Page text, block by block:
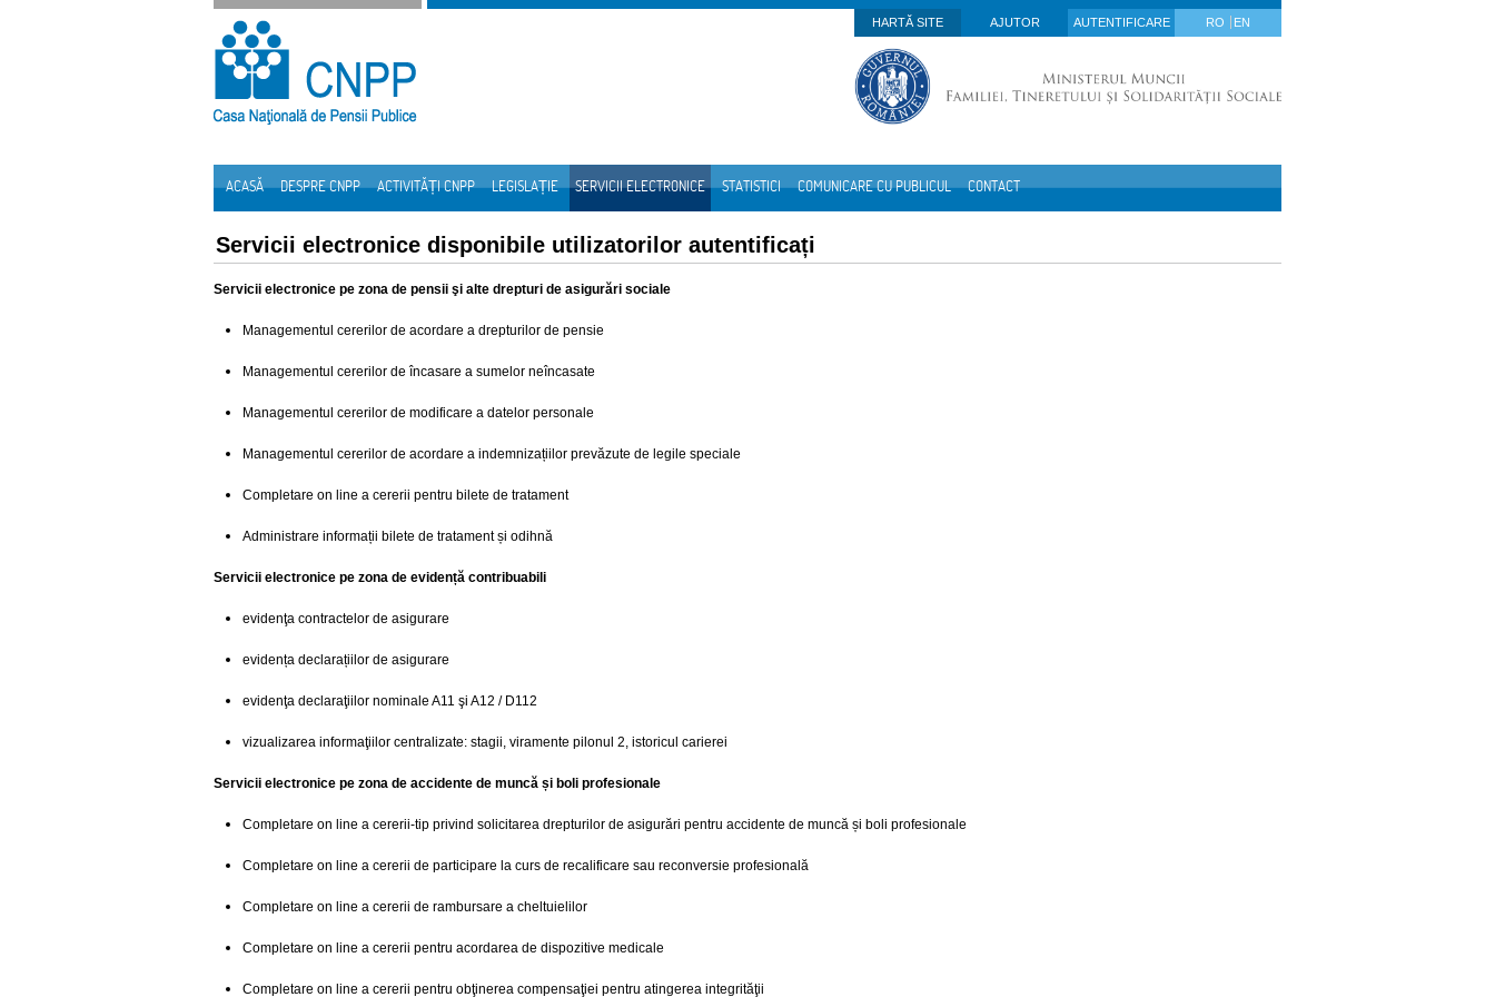
Sari la continut
HARTĂ SITE
AJUTOR AUTENTIFICARE RO EN
ACASĂ DESPRE CNPP ACTIVITĂȚI CNPP LEGISLAȚIE SERVICII ELECTRONICE STATISTICI COMUNICARE CU PUBLICUL CONTACT
Servicii electronice disponibile utilizatorilor autentificați
Servicii electronice pe zona de pensii şi alte drepturi de asigurări sociale
Managementul cererilor de acordare a drepturilor de pensie
Managementul cererilor de încasare a sumelor neîncasate
Managementul cererilor de modificare a datelor personale
Managementul cererilor de acordare a indemnizațiilor prevăzute de legile speciale
Completare on line a cererii pentru bilete de tratament
Administrare informații bilete de tratament și odihnă
Servicii electronice pe zona de evidență contribuabili
evidenţa contractelor de asigurare
evidența declarațiilor de asigurare
evidenţa declaraţiilor nominale A11 şi A12 / D112
vizualizarea informaţiilor centralizate: stagii, viramente pilonul 2, istoricul carierei
Servicii electronice pe zona de accidente de muncă și boli profesionale
Completare on line a cererii-tip privind solicitarea drepturilor de asigurări pentru accidente de muncă și boli profesionale
Completare on line a cererii de participare la curs de recalificare sau reconversie profesională
Completare on line a cererii de rambursare a cheltuielilor
Completare on line a cererii pentru acordarea de dispozitive medicale
Completare on line a cererii pentru obţinerea compensaţiei pentru atingerea integrităţii